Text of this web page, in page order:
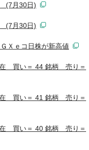
(7月30日)
(7月30日)
Ｘｅコ日株が新高値
在 買い＝ 44 銘柄 売り＝
在 買い＝ 41 銘柄 売り＝
在 買い＝ 40 銘柄 売り＝